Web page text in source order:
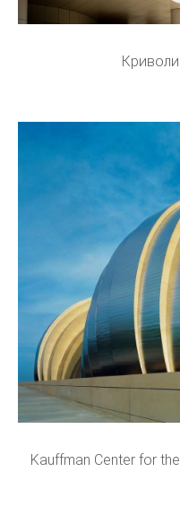
Kauffman Center for